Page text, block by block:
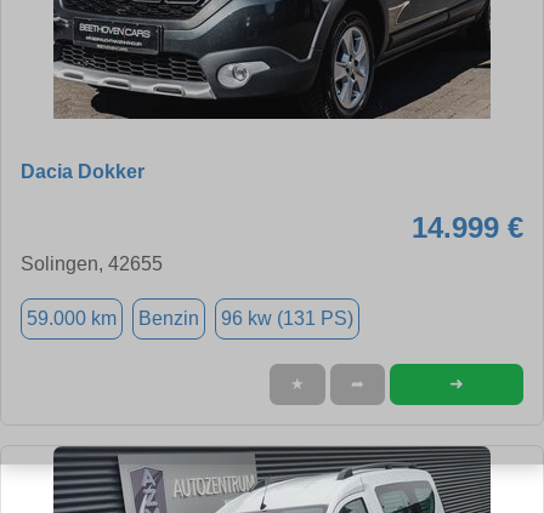
Dacia Dokker
14.999 €
Solingen, 42655
59.000 km Benzin 96 kw (131 PS)
★ ➦ ➜